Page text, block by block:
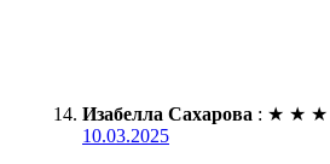
Изабелла Сахарова : ★ ★ ★
10.03.2025